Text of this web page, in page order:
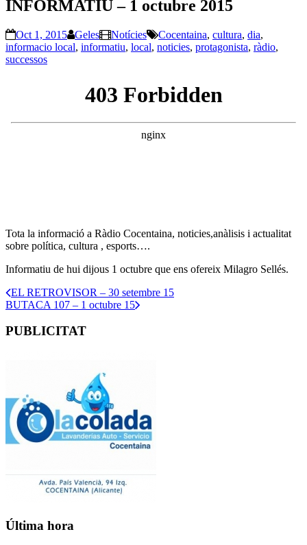
INFORMATIU – 1 octubre 2015
Oct 1, 2015 Geles Notícies Cocentaina, cultura, dia,
informacio local, informatiu, local, noticies, protagonista, ràdio,
successos
Tota la informació a Ràdio Cocentaina, noticies,anàlisis i actualitat
sobre política, cultura , esports….
Informatiu de hui dijous 1 octubre que ens ofereix Milagro Sellés.
EL RETROVISOR – 30 setembre 15
BUTACA 107 – 1 octubre 15
PUBLICITAT
Última hora